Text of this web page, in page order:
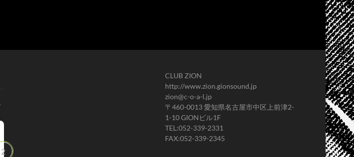
2
CLUB ZION
http://www.zion.gionsound.jp
zion@c-o-a-l.jp
〒460-0013 愛知県名古屋市中区上前津2-
1-10 GIONビル1F
TEL:052-339-2331
FAX:052-339-2345